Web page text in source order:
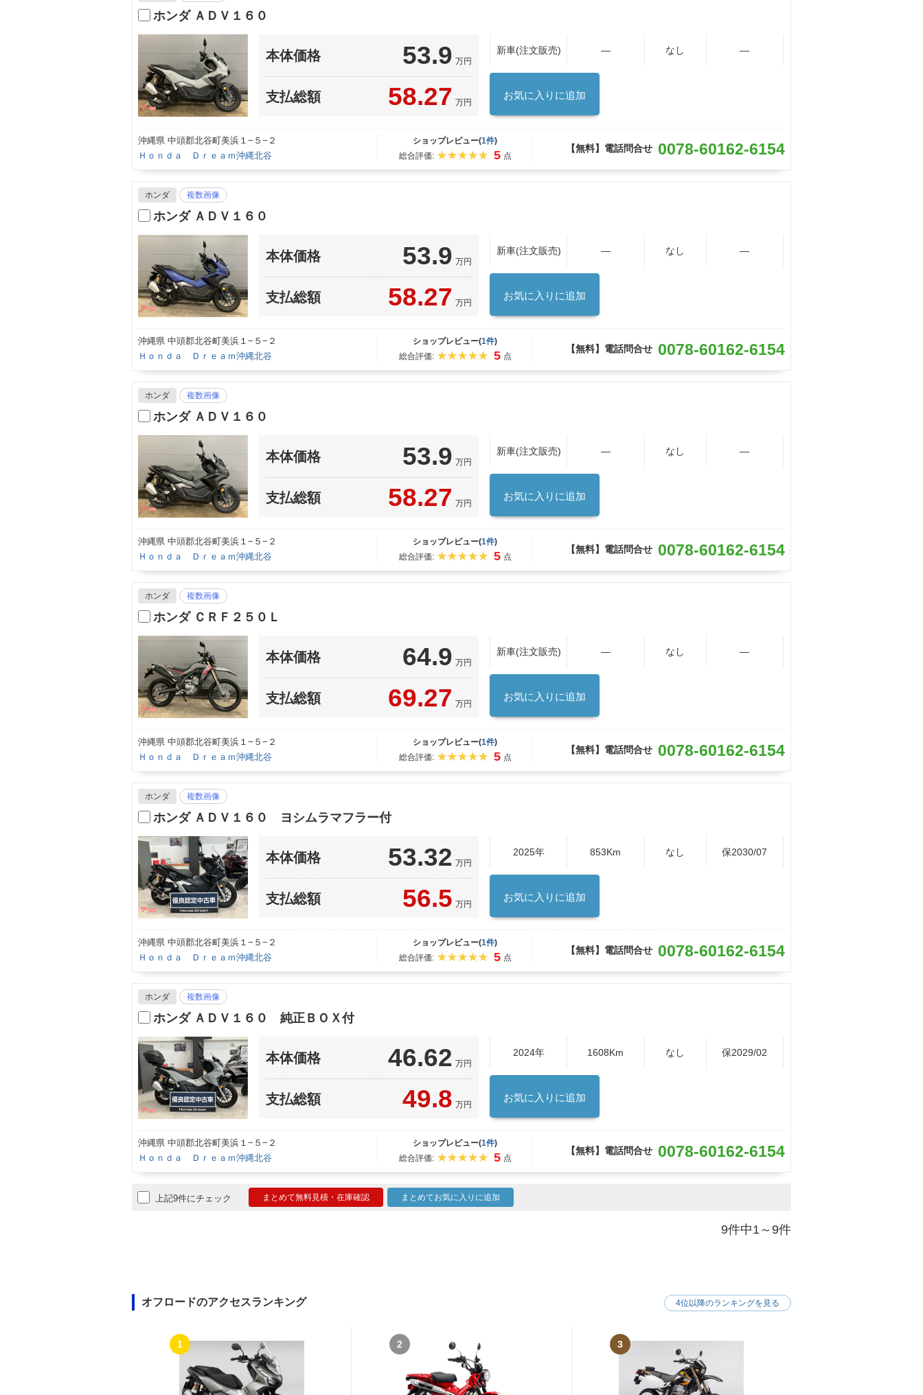
ホンダ ＡＤＶ１６０
本体価格 53.9 万円
支払総額 58.27 万円
新車(注文販売) ― なし ―
お気に入りに追加
沖縄県 中頭郡北谷町美浜１−５−２
Ｈｏｎｄａ Ｄｒｅａｍ沖縄北谷
ショップレビュー(1件)
総合評価:
5 点
【無料】電話問合せ 0078-60162-6154
ホンダ 複数画像
ホンダ ＡＤＶ１６０
本体価格 53.9 万円
支払総額 58.27 万円
新車(注文販売) ― なし ―
お気に入りに追加
沖縄県 中頭郡北谷町美浜１−５−２
Ｈｏｎｄａ Ｄｒｅａｍ沖縄北谷
ショップレビュー(1件)
総合評価:
5 点
【無料】電話問合せ 0078-60162-6154
ホンダ 複数画像
ホンダ ＡＤＶ１６０
本体価格 53.9 万円
支払総額 58.27 万円
新車(注文販売) ― なし ―
お気に入りに追加
沖縄県 中頭郡北谷町美浜１−５−２
Ｈｏｎｄａ Ｄｒｅａｍ沖縄北谷
ショップレビュー(1件)
総合評価:
5 点
【無料】電話問合せ 0078-60162-6154
ホンダ 複数画像
ホンダ ＣＲＦ２５０Ｌ
本体価格 64.9 万円
支払総額 69.27 万円
新車(注文販売) ― なし ―
お気に入りに追加
沖縄県 中頭郡北谷町美浜１−５−２
Ｈｏｎｄａ Ｄｒｅａｍ沖縄北谷
ショップレビュー(1件)
総合評価:
5 点
【無料】電話問合せ 0078-60162-6154
ホンダ 複数画像
ホンダ ＡＤＶ１６０ ヨシムラマフラー付
本体価格 53.32 万円
支払総額 56.5 万円
2025年 853Km なし 保2030/07
お気に入りに追加
沖縄県 中頭郡北谷町美浜１−５−２
Ｈｏｎｄａ Ｄｒｅａｍ沖縄北谷
ショップレビュー(1件)
総合評価:
5 点
【無料】電話問合せ 0078-60162-6154
ホンダ 複数画像
ホンダ ＡＤＶ１６０ 純正ＢＯＸ付
本体価格 46.62 万円
支払総額 49.8 万円
2024年 1608Km なし 保2029/02
お気に入りに追加
沖縄県 中頭郡北谷町美浜１−５−２
Ｈｏｎｄａ Ｄｒｅａｍ沖縄北谷
ショップレビュー(1件)
総合評価:
5 点
【無料】電話問合せ 0078-60162-6154
上記9件にチェック まとめて無料見積・在庫確認 まとめてお気に入りに追加
9件中1～9件
オフロードのアクセスランキング
1 2 3
4位以降のランキングを見る